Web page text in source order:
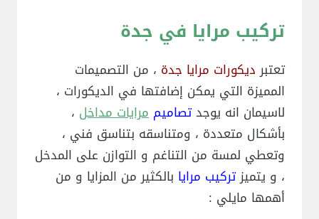
تركيب مرايا في جدة
تعتبر ديكورات مرايا جدة ، من التصميمات
المميزة التي يمكن إضافتها في الديكورات ،
لاسيمان انه يوجدتصاميم مرايات مداخل ،
بأشكال متعددة ، ومتناسقه بتناسق فني ،
وتعطي لمسة من التناغم و التوازن على المدخل
، و يتميزتركيب مرايا بالكثير من المزايا و من
أهمها مايلي :